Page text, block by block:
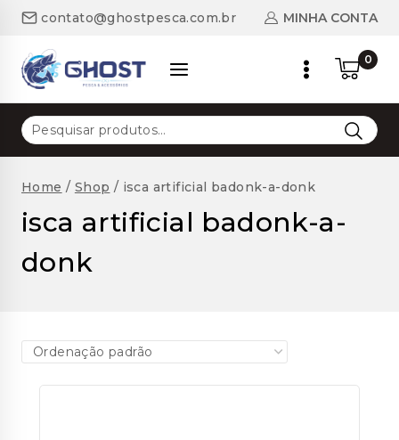
contato@ghostpesca.com.br MINHA CONTA
0
Pesquisar
por:
Home / Shop / isca artificial badonk-a-donk
isca artificial badonk-a-
donk